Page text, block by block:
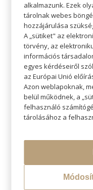
A rendelés
találja.
Telefonszám
Megjegyzés
Részleges
alkalmazunk. Ezek
tárolnak webes
hozzájárulása
A „sütiket" az
törvény, az
információs
egyes kérdéseiről
az Európai Unió
Azon weblapoknak,
belül működnek, a
felhasználó
tárolásához a